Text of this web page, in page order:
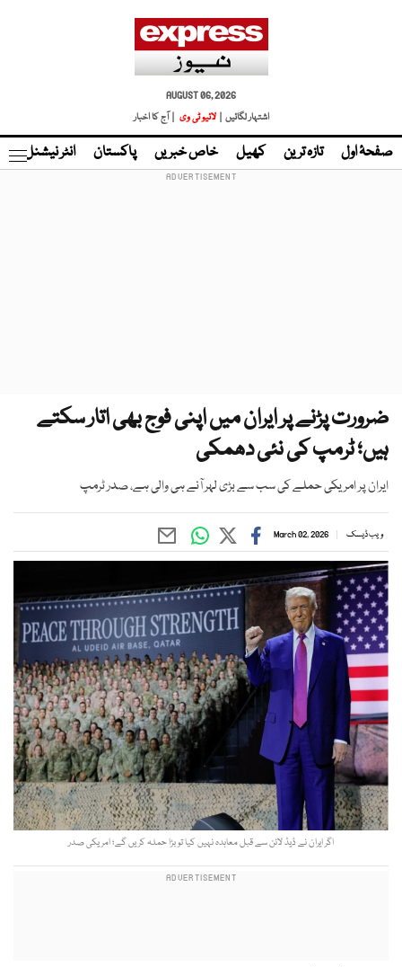
AUGUST 06, 2026
اشتہار لگائیں |
لائیو ٹی وی | آج کا اخبار
صفحۂ اول تازہ ترین کھیل خاص خبریں پاکستان انٹر نیشنل
ضرورت پڑنے پر ایران میں اپنی فوج بھی اتار سکتے
ہیں؛ ٹرمپ کی نئی دھمکی
ایران پر امریکی حملے کی سب سے بڑی لہر آنے ہی والی ہے، صدر ٹرمپ
ویب ڈیسک March 02, 2026
اگر ایران نے ڈیڈ لائن سے قبل معاہدہ نہیں کیا تو بڑا حملہ کریں گے؛ امریکی صدر